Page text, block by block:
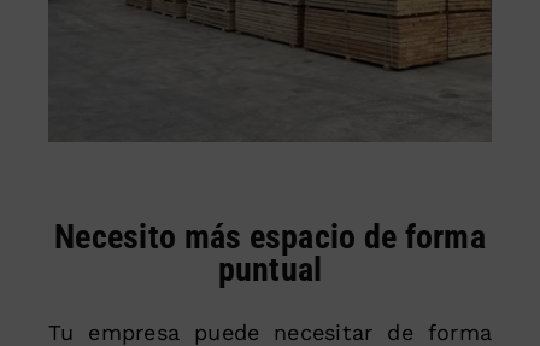
Necesito más espacio de forma
puntual
Tu empresa puede necesitar de forma